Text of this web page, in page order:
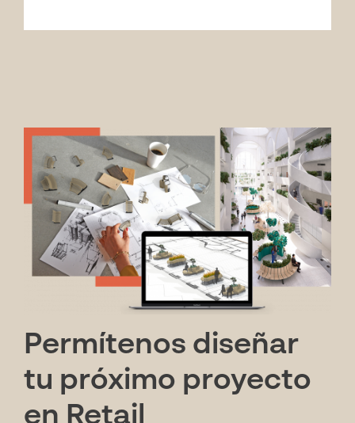
Permítenos diseñar
tu próximo proyecto
en Retail